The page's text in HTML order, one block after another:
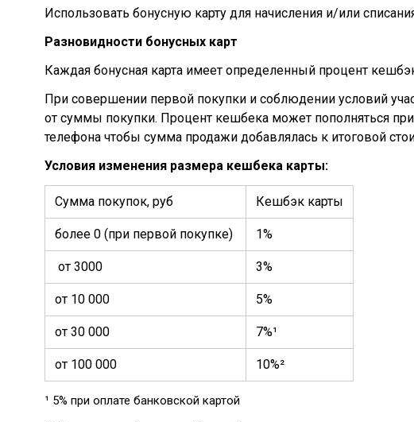
Использовать бонусную карту для начисления и/или
Разновидности бонусных карт
Каждая бонусная карта имеет определенный процент
При совершении первой покупки и соблюдении условий
от суммы покупки. Процент кешбека может пополняться
телефона чтобы сумма продажи добавлялась к итоговой
Условия изменения размера кешбека карты:
Сумма покупок, руб Кешбэк карты
более 0 (при первой покупке) 1%
от 3000 3%
от 10 000 5%
от 30 000 7%¹
от 100 000 10%²
¹ 5% при оплате банковской картой